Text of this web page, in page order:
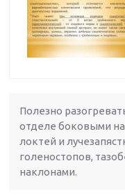
Полезно
отделе боковыми
локтей и
голеностопов,
наклонами.